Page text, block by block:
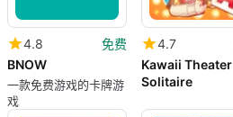
4.8
免费
BNOW
一款免费游戏的卡牌游
戏
4.7
Kawaii Theater
Solitaire